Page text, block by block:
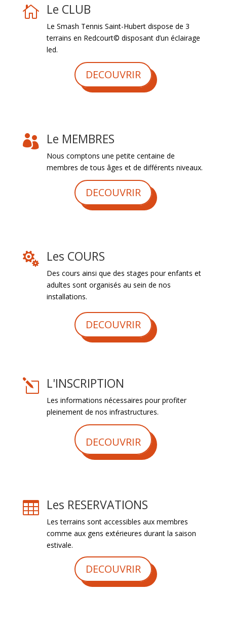
 Le CLUB
Le Smash Tennis Saint-Hubert dispose de 3
terrains en Redcourt© disposant d’un éclairage
led.
DECOUVRIR
 Le MEMBRES
Nous comptons une petite centaine de
membres de tous âges et de différents niveaux.
DECOUVRIR
 Les COURS
Des cours ainsi que des stages pour enfants et
adultes sont organisés au sein de nos
installations.
DECOUVRIR
l L'INSCRIPTION
Les informations nécessaires pour profiter
pleinement de nos infrastructures.
DECOUVRIR
 Les RESERVATIONS
Les terrains sont accessibles aux membres
comme aux gens extérieures durant la saison
estivale.
DECOUVRIR